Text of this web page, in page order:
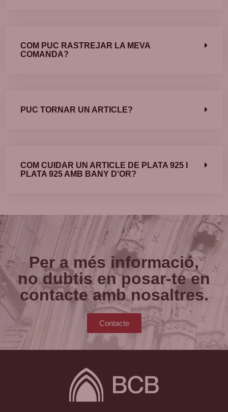
COM PUC RASTREJAR LA MEVA
COMANDA?
PUC TORNAR UN ARTICLE?
COM CUIDAR UN ARTICLE DE PLATA 925 I
PLATA 925 AMB BANY D'OR?
Per a més informació,
no dubtis en posar-te en
contacte amb nosaltres.
Contacte